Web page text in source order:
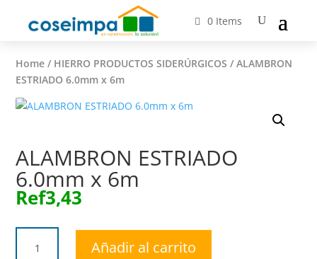
0 Items
Home / HIERRO PRODUCTOS SIDERÚRGICOS / ALAMBRON
ESTRIADO 6.0mm x 6m
ALAMBRON ESTRIADO
6.0mm x 6m
Ref3,43
ESTRIADO
Añadir al carrito